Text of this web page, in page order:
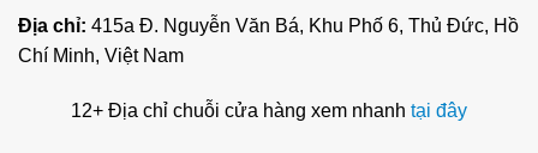
Địa chỉ: 415a Đ. Nguyễn Văn Bá, Khu Phố 6, Thủ Đức, Hồ
Chí Minh, Việt Nam
12+ Địa chỉ chuỗi cửa hàng xem nhanh tại đây